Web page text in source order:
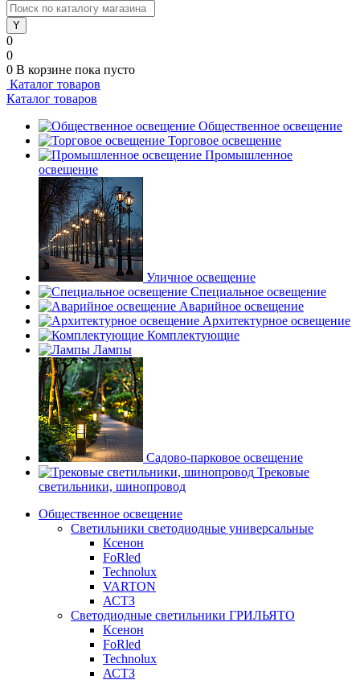
0
0
0 В корзине пока пусто
Каталог товаров
Каталог товаров
Общественное освещение
Торговое освещение
Промышленное
освещение
Уличное освещение
Специальное освещение
Аварийное освещение
Архитектурное освещение
Комплектующие
Лампы
Садово-парковое освещение
Трековые
светильники, шинопровод
Общественное освещение
Светильники светодиодные универсальные
Ксенон
FoRled
Technolux
VARTON
АСТЗ
Светодиодные светильники ГРИЛЬЯТО
Ксенон
FoRled
Technolux
АСТЗ